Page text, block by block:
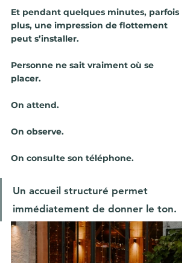
Et pendant quelques minutes, parfois
plus, une impression de flottement
peut s’installer.
Personne ne sait vraiment où se
placer.
On attend.
On observe.
On consulte son téléphone.
Un accueil structuré permet
immédiatement de donner le ton.